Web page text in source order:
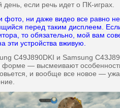
если речь идет о ПК-играх.
фото, ни даже видео все равно
перед таким дисплеем.
то обязательно, мой вам
эти устройства вживую.
C49J890DKI и Samsung
— высмеивают
и вообще все новое —